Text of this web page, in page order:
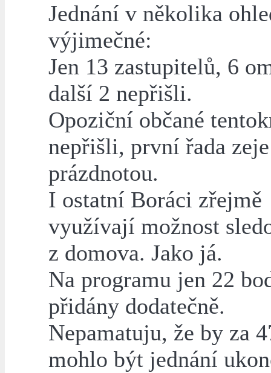
Jednání v několika
výjimečné:
Jen 13 zastupitelů, 6
další 2 nepřišli.
Opoziční občané
nepřišli, první řada zeje
prázdnotou.
I ostatní Boráci zřejmě
využívají možnost
z domova. Jako já.
Na programu jen 22
přidány dodatečně.
Nepamatuju, že by za
mohlo být jednání